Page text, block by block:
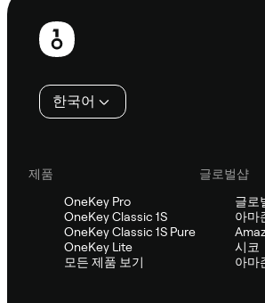
보
한국어
제품
OneKey Pro
OneKey Classic 1S
OneKey Classic 1S Pure
OneKey Lite
모든 제품 보기
글로벌샵
글로
아마
시코
아마